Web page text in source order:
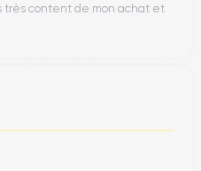
très content de mon achat et